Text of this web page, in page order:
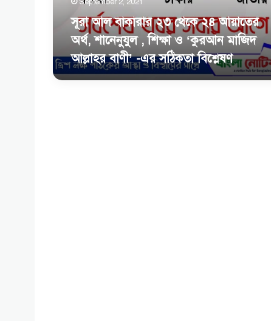
শানেনুযুল
‘কুরআন
মাজিদ
আল্লাহর
সূরা আল বাকারার ২৩ থেকে ২৪ আয়াতের
অর্থ, শানেনুযুল , শিক্ষা ও ‘কুরআন মাজিদ
আল্লাহর বাণী’ -এর সঠিকতা বিশ্লেষণ